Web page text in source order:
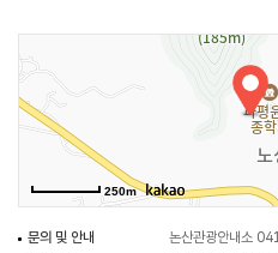
고즈넉한 풍경을 즐기기 좋은데, 대청 마
올라앉아볼 수도 있다. 매년 봄이면 매화
250m
문의 및 안내
논산관광안내소